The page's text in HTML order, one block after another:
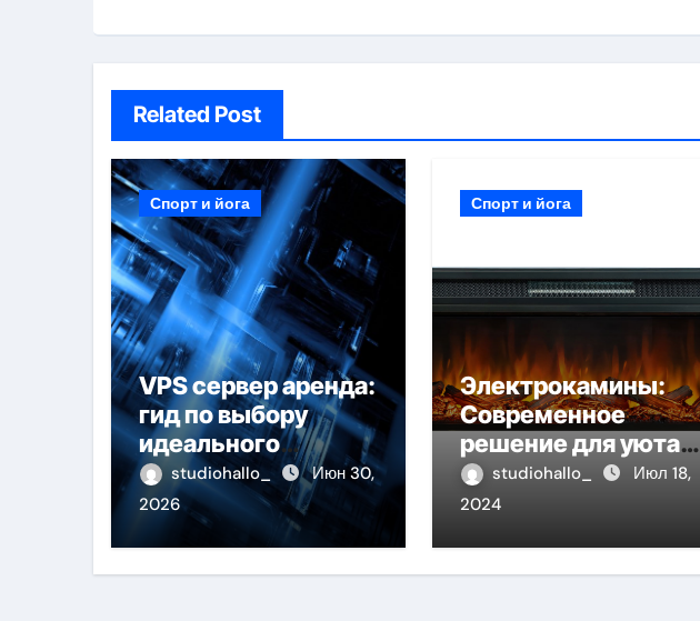
Related Post
Спорт и йога
VPS сервер аренда:
гид по выбору
идеального
решения
studiohallo_
Июн 30,
2026
Спорт и йога
Электрокамины:
Современное
решение для уюта и
тепла
studiohallo_
Июл 18,
2024